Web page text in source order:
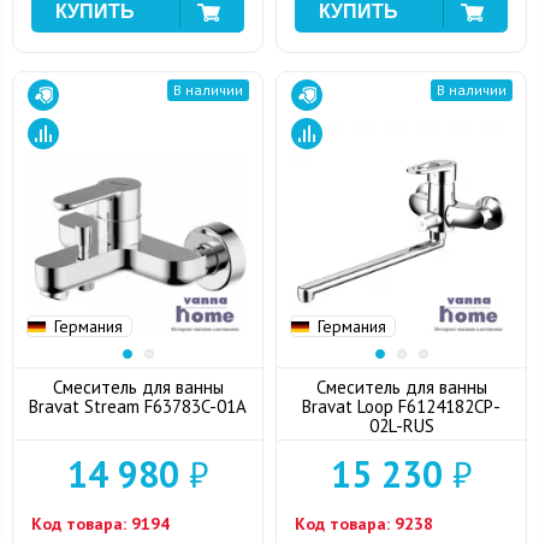
Германия
В наличии
Смеситель для ванны
Bravat Stream F63783C-01A
14 980 ₽
Код товара: 9194
Германия
В наличии
Смеситель для ванны
Bravat Loop F6124182CP-
02L-RUS
15 230 ₽
Код товара: 9238